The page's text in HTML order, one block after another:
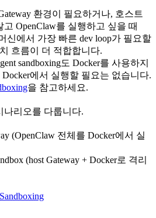
환경이 필요하거나, 호스트
OpenClaw를 실행하고 싶을 때
신에서 가장 빠른 dev loop가 필요할
흐름이 더 적합합니다.
sandboxing도 Docker를 사용하지
Docker에서 실행할 필요는 없습니다.
을 참고하세요.
나리오를 다룹니다.
(OpenClaw 전체를 Docker에서 실
(host Gateway + Docker로 격리
Sandboxing